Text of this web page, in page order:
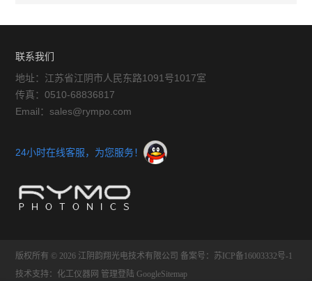
联系我们
地址：江苏省江阴市人民东路1091号1017室
传真：0510-68836817
Email：sales@rympo.com
24小时在线客服，为您服务！
版权所有 © 2026 江阴韵翔光电技术有限公司 备案号：苏ICP备16003332号-1
技术支持： 化工仪器网 管理登陆 GoogleSitemap